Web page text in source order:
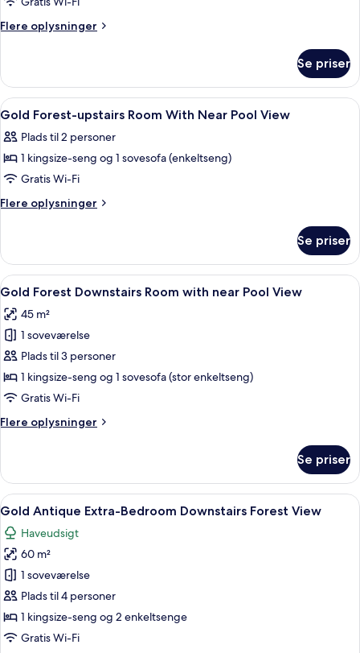
Antique
Forest
View
Flere oplysninger
Flere
Antique
Room
With
View
Se priser
Indlæs
alle
billeder
af
Gold
Forest-
With
Near
Pool
View
Et badeværelse med to vaske, et
2
Gold Forest-upstairs Room With Near Pool View
Plads til 2 personer
1 kingsize-seng og 1 sovesofa (enkeltseng)
Gratis Wi-Fi
Flere oplysninger
Flere
Forest-
upstairs
Room
Near
Pool
View
Se priser
Indlæs
alle
billeder
af
Gold
Forest
Downstairs
with
View
Et rummeligt soveværelse med en
2
Gold Forest Downstairs Room with near Pool View
45 m²
1 soveværelse
Plads til 3 personer
1 kingsize-seng og 1 sovesofa (stor enkeltseng)
Gratis Wi-Fi
Flere oplysninger
Flere
Forest
Downstairs
Room
with
near
Pool
View
Se priser
Indlæs
alle
billeder
af
Gold
Antique
Extra-
Bedroom
Et hotelværelse med seng, natbord,
2
Gold Antique Extra-Bedroom Downstairs Forest View
Haveudsigt
60 m²
1 soveværelse
Plads til 4 personer
1 kingsize-seng og 2 enkeltsenge
Gratis Wi-Fi